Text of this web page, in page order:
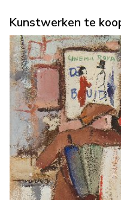
Kunstwerken te